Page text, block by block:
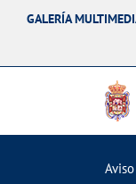
GALERÍA